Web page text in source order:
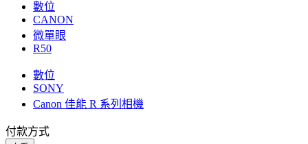
數位
CANON
微單眼
R50
數位
SONY
Canon 佳能 R 系列相機
付款方式